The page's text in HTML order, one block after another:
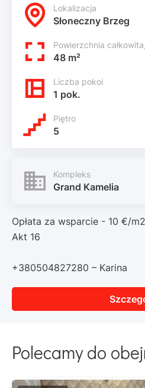
Lokalizacja
Słoneczny Brzeg
Powierzchnia
48 m²
Liczba pokoi
1 pok.
Piętro
5
Kompleks
Grand Kamelia
Opłata za wsparcie - 10 €/m2
Akt 16
+380504827280 – Karina
Polecamy do